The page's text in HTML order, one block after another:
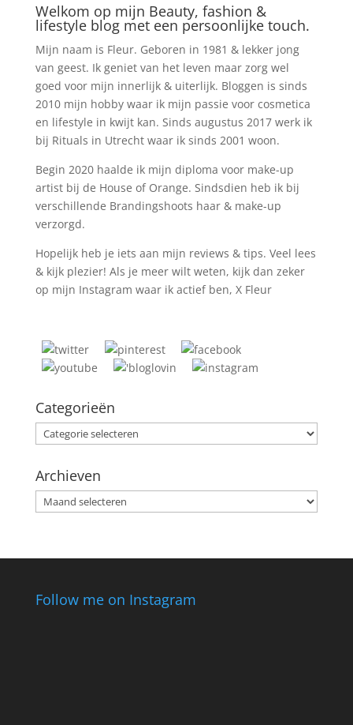
Welkom op mijn Beauty, fashion &
lifestyle blog met een persoonlijke touch.
Mijn naam is Fleur. Geboren in 1981 & lekker jong
van geest. Ik geniet van het leven maar zorg wel
goed voor mijn innerlijk & uiterlijk. Bloggen is sinds
2010 mijn hobby waar ik mijn passie voor cosmetica
en lifestyle in kwijt kan. Sinds augustus 2017 werk ik
bij Rituals in Utrecht waar ik sinds 2001 woon.
Begin 2020 haalde ik mijn diploma voor make-up
artist bij de House of Orange. Sindsdien heb ik bij
verschillende Brandingshoots haar & make-up
verzorgd.
Hopelijk heb je iets aan mijn reviews & tips. Veel lees
& kijk plezier! Als je meer wilt weten, kijk dan zeker
op mijn Instagram waar ik actief ben, X Fleur
Categorieën
Categorieën
Archieven
Archieven
Follow me on Instagram